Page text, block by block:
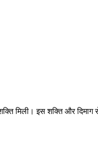
मिली। इस शक्ति और